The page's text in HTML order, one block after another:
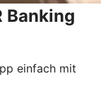
Banking
einfach mit